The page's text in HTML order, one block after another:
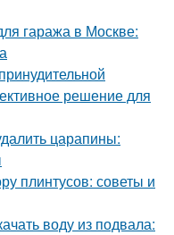
гаража в Москве:
решение для
царапины:
плинтусов: советы и
воду из подвала: